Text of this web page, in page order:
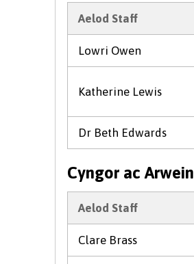
Aelod Staff
Lowri Owen
Katherine Lewis
Dr Beth Edwards
Cyngor ac
Aelod Staff
Clare Brass